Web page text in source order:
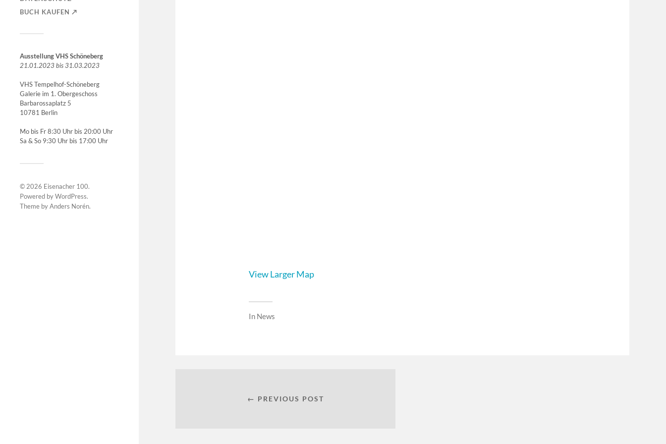
BUCH KAUFEN ↗︎
Ausstellung VHS Schöneberg
21.01.2023 bis 31.03.2023
VHS Tempelhof-Schöneberg
Galerie im 1. Obergeschoss
Barbarossaplatz 5
10781 Berlin
Mo bis Fr 8:30 Uhr bis 20:00 Uhr
Sa & So 9:30 Uhr bis 17:00 Uhr
© 2026 Eisenacher 100.
Powered byWordPress.
Theme byAnders Norén.
View Larger Map
In News
← PREVIOUS POST